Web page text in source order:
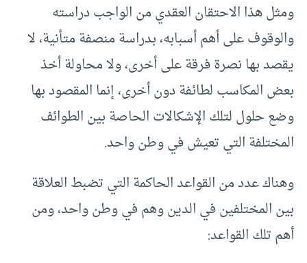
ومثل هذا الاحتقان العقدي من الواجب دراسته
والوقوف على أهم أسبابه، بدراسة منصفة متأنية، لا
يقصد بها نصرة فرقة على أخرى، ولا محاولة أخذ
بعض المكاسب لطائفة دون أخرى، إنما المقصود بها
وضع حلول لتلك الإشكالات الحاصة بين الطوائف
المختلفة التي تعيش في وطن واحد.
وهناك عدد من القواعد الحاكمة التي تضبط العلاقة
بين المختلفين في الدين وهم في وطن واحد، ومن
أهم تلك القواعد: